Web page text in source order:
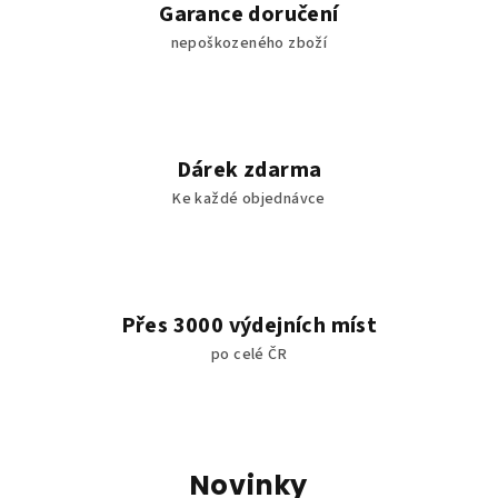
Garance doručení
nepoškozeného zboží
Dárek zdarma
Ke každé objednávce
Přes 3000 výdejních míst
po celé ČR
Novinky